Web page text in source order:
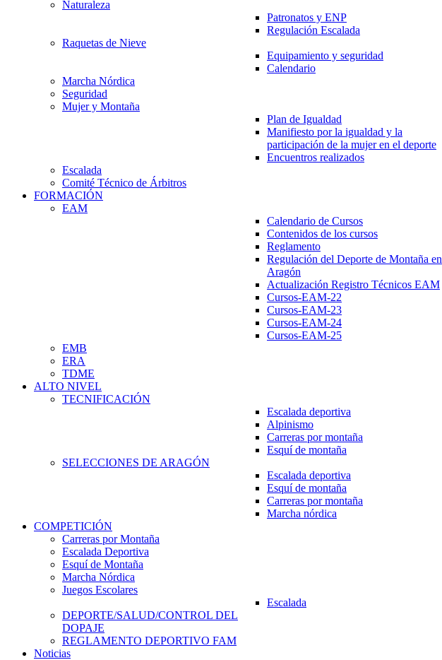
Naturaleza
Patronatos y ENP
Regulación Escalada
Raquetas de Nieve
Equipamiento y seguridad
Calendario
Marcha Nórdica
Seguridad
Mujer y Montaña
Plan de Igualdad
Manifiesto por la igualdad y la
participación de la mujer en el deporte
Encuentros realizados
Escalada
Comité Técnico de Árbitros
FORMACIÓN
EAM
Calendario de Cursos
Contenidos de los cursos
Reglamento
Regulación del Deporte de Montaña en
Aragón
Actualización Registro Técnicos EAM
Cursos-EAM-22
Cursos-EAM-23
Cursos-EAM-24
Cursos-EAM-25
EMB
ERA
TDME
ALTO NIVEL
TECNIFICACIÓN
Escalada deportiva
Alpinismo
Carreras por montaña
Esquí de montaña
SELECCIONES DE ARAGÓN
Escalada deportiva
Esquí de montaña
Carreras por montaña
Marcha nórdica
COMPETICIÓN
Carreras por Montaña
Escalada Deportiva
Esquí de Montaña
Marcha Nórdica
Juegos Escolares
Escalada
DEPORTE/SALUD/CONTROL DEL
DOPAJE
REGLAMENTO DEPORTIVO FAM
Noticias